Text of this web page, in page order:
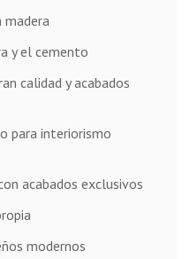
madera
y el cemento
calidad y acabados
para interiorismo
acabados exclusivos
modernos